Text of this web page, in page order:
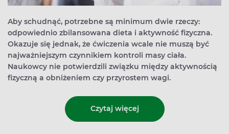
Aby schudnąć, potrzebne są minimum dwie rzeczy:
odpowiednio zbilansowana dieta i aktywność fizyczna.
Okazuje się jednak, że ćwiczenia wcale nie muszą być
najważniejszym czynnikiem kontroli masy ciała.
Naukowcy nie potwierdzili związku między aktywnością
fizyczną a obniżeniem czy przyrostem wagi.
Czytaj więcej